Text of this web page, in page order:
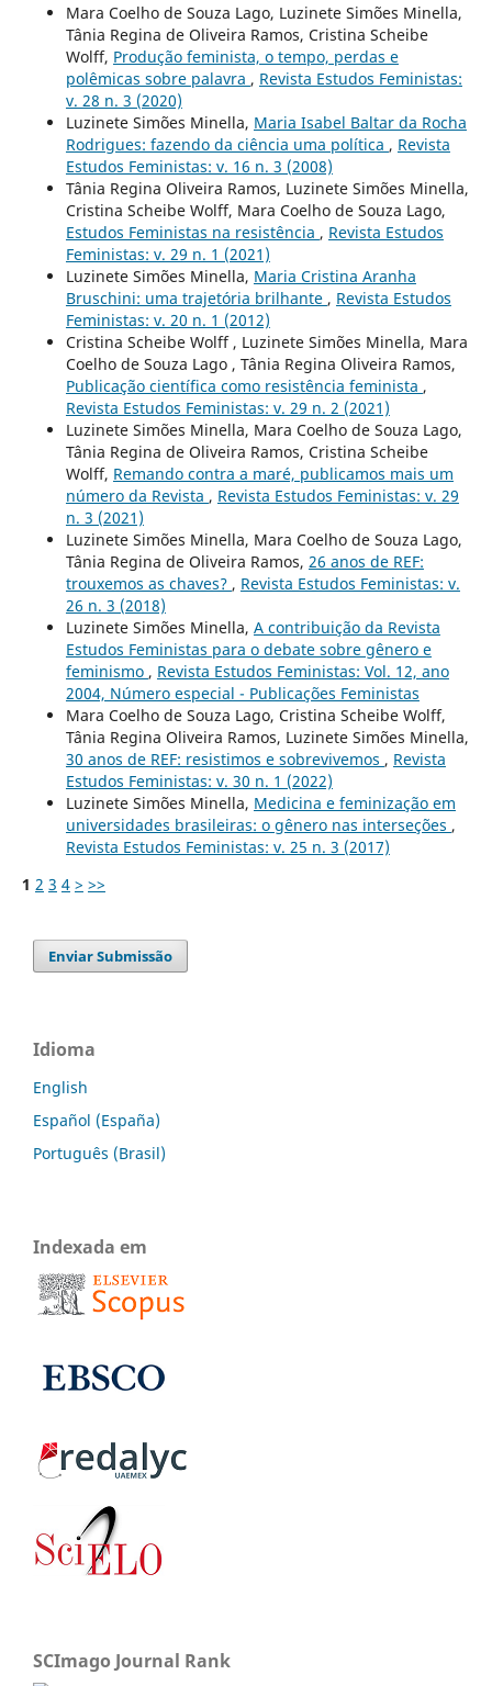
Mara Coelho de Souza Lago, Luzinete Simões Minella,
Tânia Regina de Oliveira Ramos, Cristina Scheibe
Wolff, Produção feminista, o tempo, perdas e
polêmicas sobre palavra , Revista Estudos Feministas:
v. 28 n. 3 (2020)
Luzinete Simões Minella, Maria Isabel Baltar da Rocha
Rodrigues: fazendo da ciência uma política , Revista
Estudos Feministas: v. 16 n. 3 (2008)
Tânia Regina Oliveira Ramos, Luzinete Simões Minella,
Cristina Scheibe Wolff, Mara Coelho de Souza Lago,
Estudos Feministas na resistência , Revista Estudos
Feministas: v. 29 n. 1 (2021)
Luzinete Simões Minella, Maria Cristina Aranha
Bruschini: uma trajetória brilhante , Revista Estudos
Feministas: v. 20 n. 1 (2012)
Cristina Scheibe Wolff , Luzinete Simões Minella, Mara
Coelho de Souza Lago , Tânia Regina Oliveira Ramos,
Publicação científica como resistência feminista ,
Revista Estudos Feministas: v. 29 n. 2 (2021)
Luzinete Simões Minella, Mara Coelho de Souza Lago,
Tânia Regina de Oliveira Ramos, Cristina Scheibe
Wolff, Remando contra a maré, publicamos mais um
número da Revista , Revista Estudos Feministas: v. 29
n. 3 (2021)
Luzinete Simões Minella, Mara Coelho de Souza Lago,
Tânia Regina de Oliveira Ramos, 26 anos de REF:
trouxemos as chaves? , Revista Estudos Feministas: v.
26 n. 3 (2018)
Luzinete Simões Minella, A contribuição da Revista
Estudos Feministas para o debate sobre gênero e
feminismo , Revista Estudos Feministas: Vol. 12, ano
2004, Número especial - Publicações Feministas
Mara Coelho de Souza Lago, Cristina Scheibe Wolff,
Tânia Regina Oliveira Ramos, Luzinete Simões Minella,
30 anos de REF: resistimos e sobrevivemos , Revista
Estudos Feministas: v. 30 n. 1 (2022)
Luzinete Simões Minella, Medicina e feminização em
universidades brasileiras: o gênero nas interseções ,
Revista Estudos Feministas: v. 25 n. 3 (2017)
1 2 3 4 > >>
Enviar Submissão
Idioma
English
Español (España)
Português (Brasil)
Indexada em
SCImago Journal Rank